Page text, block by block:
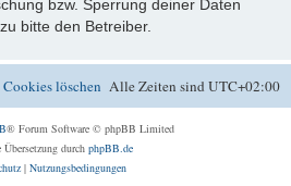
bzw. Sperrung deiner Daten
bitte den Betreiber.
Alle Zeiten sindUTC+02:00
löschen
® Forum Software © phpBB Limited
Übersetzung durch phpBB.de
| Nutzungsbedingungen